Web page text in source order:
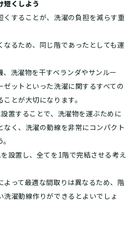
短くしよう
くすることが、洗濯の負担を減らす重
なるため、同じ階であったとしても運
、洗濯物を干すベランダやサンルー
ゼットといった洗濯に関するすべての
とが大切になります。
置することで、洗濯物を運ぶために
なく、洗濯の動線を非常にコンパクト
設置し、全てを1階で完結させる考え
よって最適な間取りは異なるため、階
濯動線作りができるとよいでしょ